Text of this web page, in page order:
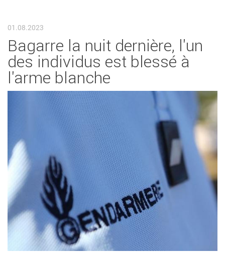
01.08.2023
Bagarre la nuit dernière, l'un
des individus est blessé à
l'arme blanche